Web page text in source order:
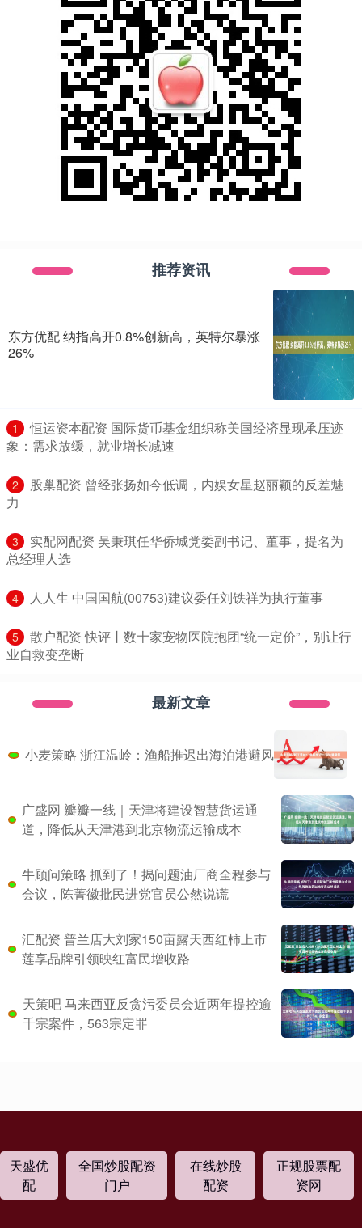
推荐资讯
东方优配 纳指高开0.8%创新高，英特尔暴涨
26%
1
​恒运资本配资 国际货币基金组织称美国经济显现承压迹
象：需求放缓，就业增长减速
2
​股巢配资 曾经张扬如今低调，内娱女星赵丽颖的反差魅
力
3
​实配网配资 吴秉琪任华侨城党委副书记、董事，提名为
总经理人选
4 ​人人生 中国国航(00753)建议委任刘铁祥为执行董事
5
​散户配资 快评丨数十家宠物医院抱团“统一定价”，别让行
业自救变垄断
最新文章
小麦策略 浙江温岭：渔船推迟出海泊港避风
广盛网 瓣瓣一线｜天津将建设智慧货运通
道，降低从天津港到北京物流运输成本
牛顾问策略 抓到了！揭问题油厂商全程参与
会议，陈菁徽批民进党官员公然说谎
汇配资 普兰店大刘家150亩露天西红柿上市
莲享品牌引领映红富民增收路
天策吧 马来西亚反贪污委员会近两年提控逾
千宗案件，563宗定罪
天盛优
配
全国炒股配资
门户
在线炒股
配资
正规股票配
资网